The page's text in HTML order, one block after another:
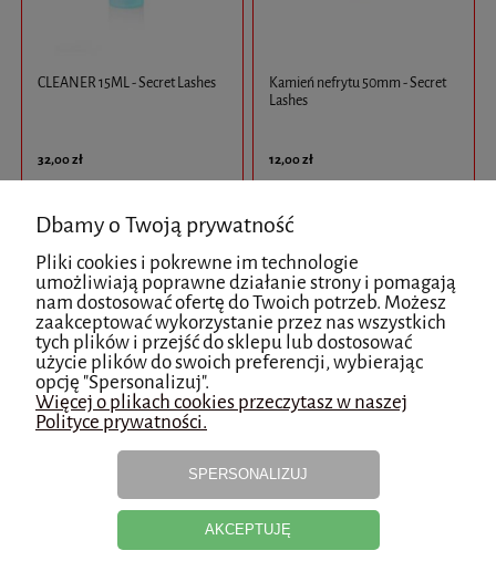
CLEANER 15ML - Secret Lashes
32,00 zł
zobacz więcej
Kamień nefrytu 50mm - Secret
Lashes
12,00 zł
zobacz więcej
Dbamy o Twoją prywatność
Pliki cookies i pokrewne im technologie
umożliwiają poprawne działanie strony i pomagają
nam dostosować ofertę do Twoich potrzeb. Możesz
zaakceptować wykorzystanie przez nas wszystkich
tych plików i przejść do sklepu lub dostosować
użycie plików do swoich preferencji, wybierając
opcję "Spersonalizuj".
Więcej o plikach cookies przeczytasz w naszej
Polityce prywatności.
SPERSONALIZUJ
AKCEPTUJĘ